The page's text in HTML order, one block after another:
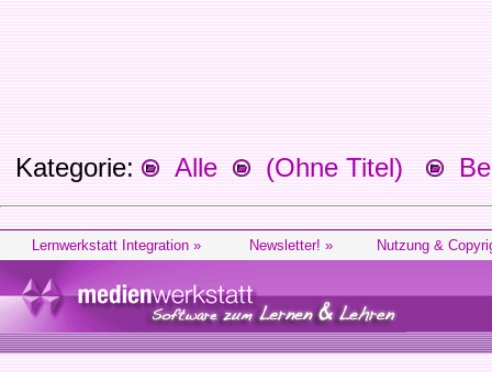
Kategorie: Alle (Ohne Titel)
Lernwerkstatt Integration » Newsletter! » Nutzung &